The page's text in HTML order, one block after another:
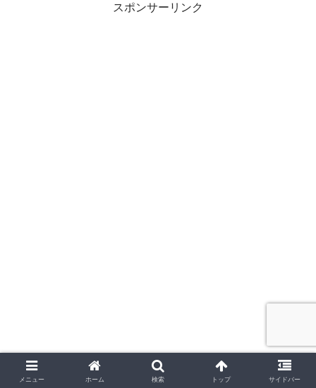
スポンサーリンク
シェアする
メニュー ホーム 検索 トップ サイドバー